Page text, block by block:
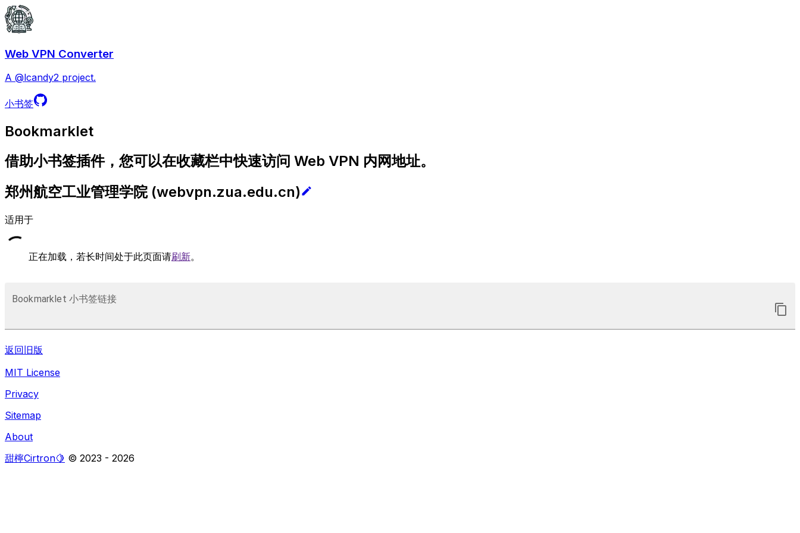
Web VPN Converter
A @lcandy2 project.
小书签
Bookmarklet
借助小书签插件，您可以在收藏栏中快速访问 Web VPN 内网地址。
郑州航空工业管理学院(webvpn.zua.edu.cn)
适用于
正在加载，若长时间处于此页面请刷新。
Bookmarklet 小书签链接
返回旧版
MIT License
Privacy
Sitemap
About
甜檸Cirtron🍋 © 2023 - 2026